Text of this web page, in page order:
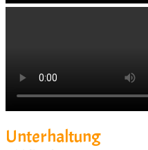
Unterhaltung